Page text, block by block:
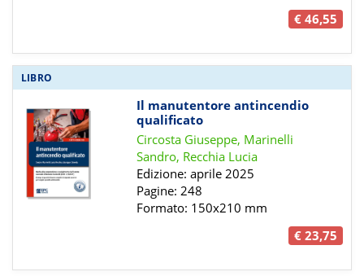
€ 46,55
LIBRO
Il manutentore antincendio
qualificato
Circosta Giuseppe, Marinelli
Sandro, Recchia Lucia
Edizione: aprile 2025
Pagine: 248
Formato: 150x210 mm
€ 23,75